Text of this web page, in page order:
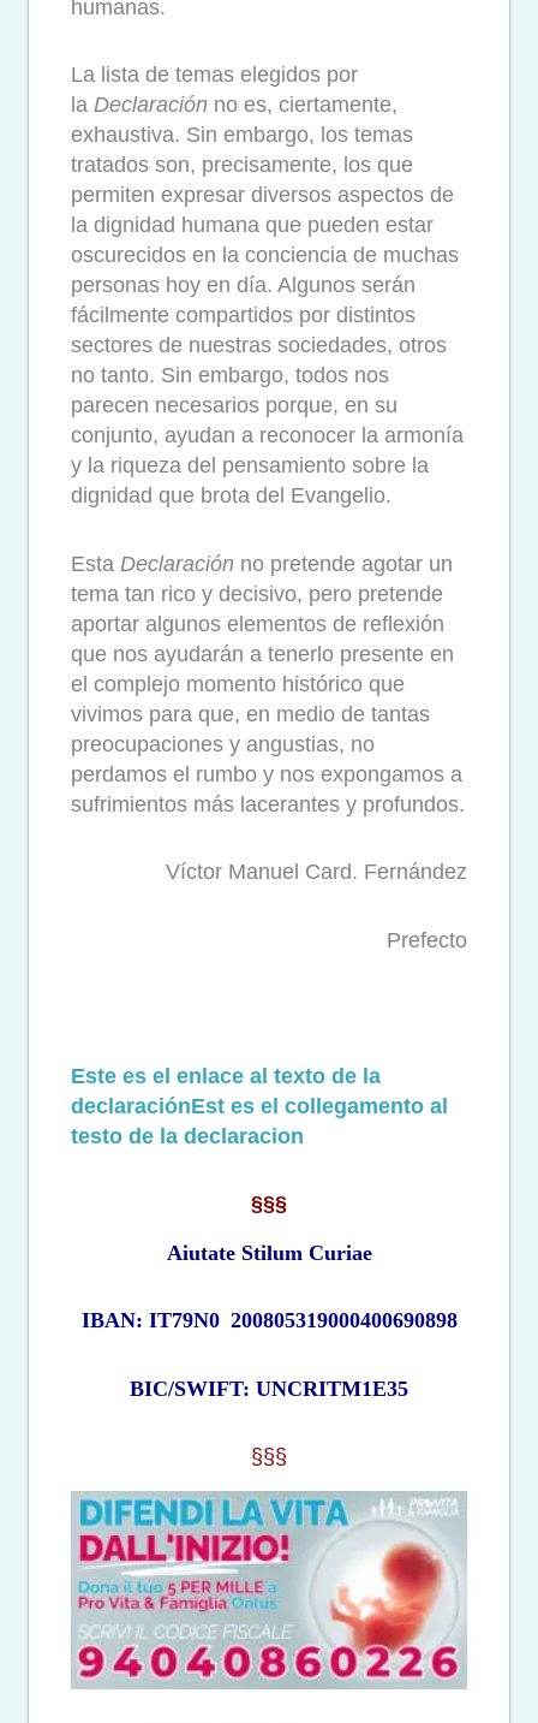
humanas.
La lista de temas elegidos por
la Declaración no es, ciertamente,
exhaustiva. Sin embargo, los temas
tratados son, precisamente, los que
permiten expresar diversos aspectos de
la dignidad humana que pueden estar
oscurecidos en la conciencia de muchas
personas hoy en día. Algunos serán
fácilmente compartidos por distintos
sectores de nuestras sociedades, otros
no tanto. Sin embargo, todos nos
parecen necesarios porque, en su
conjunto, ayudan a reconocer la armonía
y la riqueza del pensamiento sobre la
dignidad que brota del Evangelio.
Esta Declaración no pretende agotar un
tema tan rico y decisivo, pero pretende
aportar algunos elementos de reflexión
que nos ayudarán a tenerlo presente en
el complejo momento histórico que
vivimos para que, en medio de tantas
preocupaciones y angustias, no
perdamos el rumbo y nos expongamos a
sufrimientos más lacerantes y profundos.
Víctor Manuel Card. Fernández
Prefecto
Este es el enlace al texto de la
declaraciónEst es el collegamento al
testo de la declaracion
§§§
Aiutate Stilum Curiae
IBAN: IT79N0 200805319000400690898
BIC/SWIFT: UNCRITM1E35
§§§